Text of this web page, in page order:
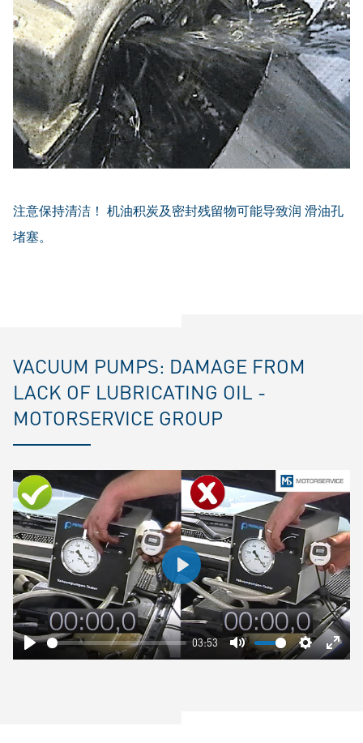
注意保持清洁！ 机油积炭及密封残留物可能导致润 滑油孔
堵塞。
VACUUM PUMPS: DAMAGE FROM
LACK OF LUBRICATING OIL -
MOTORSERVICE GROUP
Play
03:53
Mute Settings
Play